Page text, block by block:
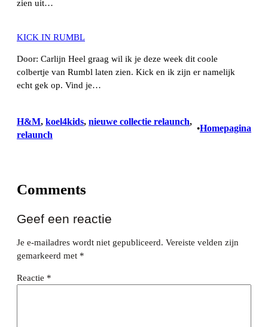
zien uit…
KICK IN RUMBL
Door: Carlijn Heel graag wil ik je deze week dit coole
colbertje van Rumbl laten zien. Kick en ik zijn er namelijk
echt gek op. Vind je…
H&M, koel4kids, nieuwe collectie relaunch
relaunch
•Homepagina
Comments
Geef een reactie
Je e-mailadres wordt niet gepubliceerd. Vereiste velden zijn
gemarkeerd met *
Reactie *